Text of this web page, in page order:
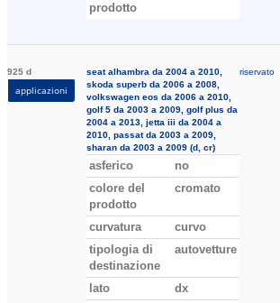
prodotto
925 d
applicazioni
seat alhambra da 2004 a 2010,
skoda superb da 2006 a 2008,
volkswagen eos da 2006 a 2010,
golf 5 da 2003 a 2009, golf plus da
2004 a 2013, jetta iii da 2004 a
2010, passat da 2003 a 2009,
sharan da 2003 a 2009 (d, cr)
asferico
no
colore del
prodotto
cromato
curvatura
curvo
tipologia di
destinazione
autovetture
lato
dx
riservato